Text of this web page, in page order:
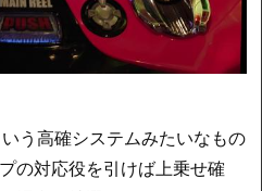
う高確システムみたいなもの
の対応役を引けば上乗せ確